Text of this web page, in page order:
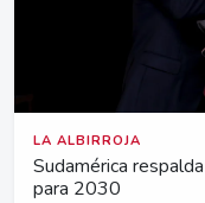
LA ALBIRROJA
Sudamérica
para 2030